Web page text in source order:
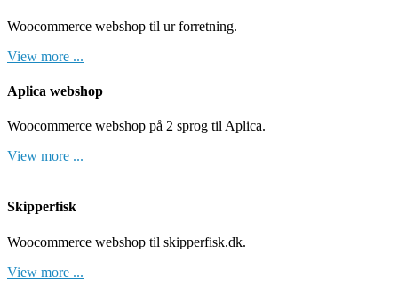
Woocommerce webshop til ur forretning.
View more ...
Aplica webshop
Woocommerce webshop på 2 sprog til Aplica.
View more ...
Skipperfisk
Woocommerce webshop til skipperfisk.dk.
View more ...